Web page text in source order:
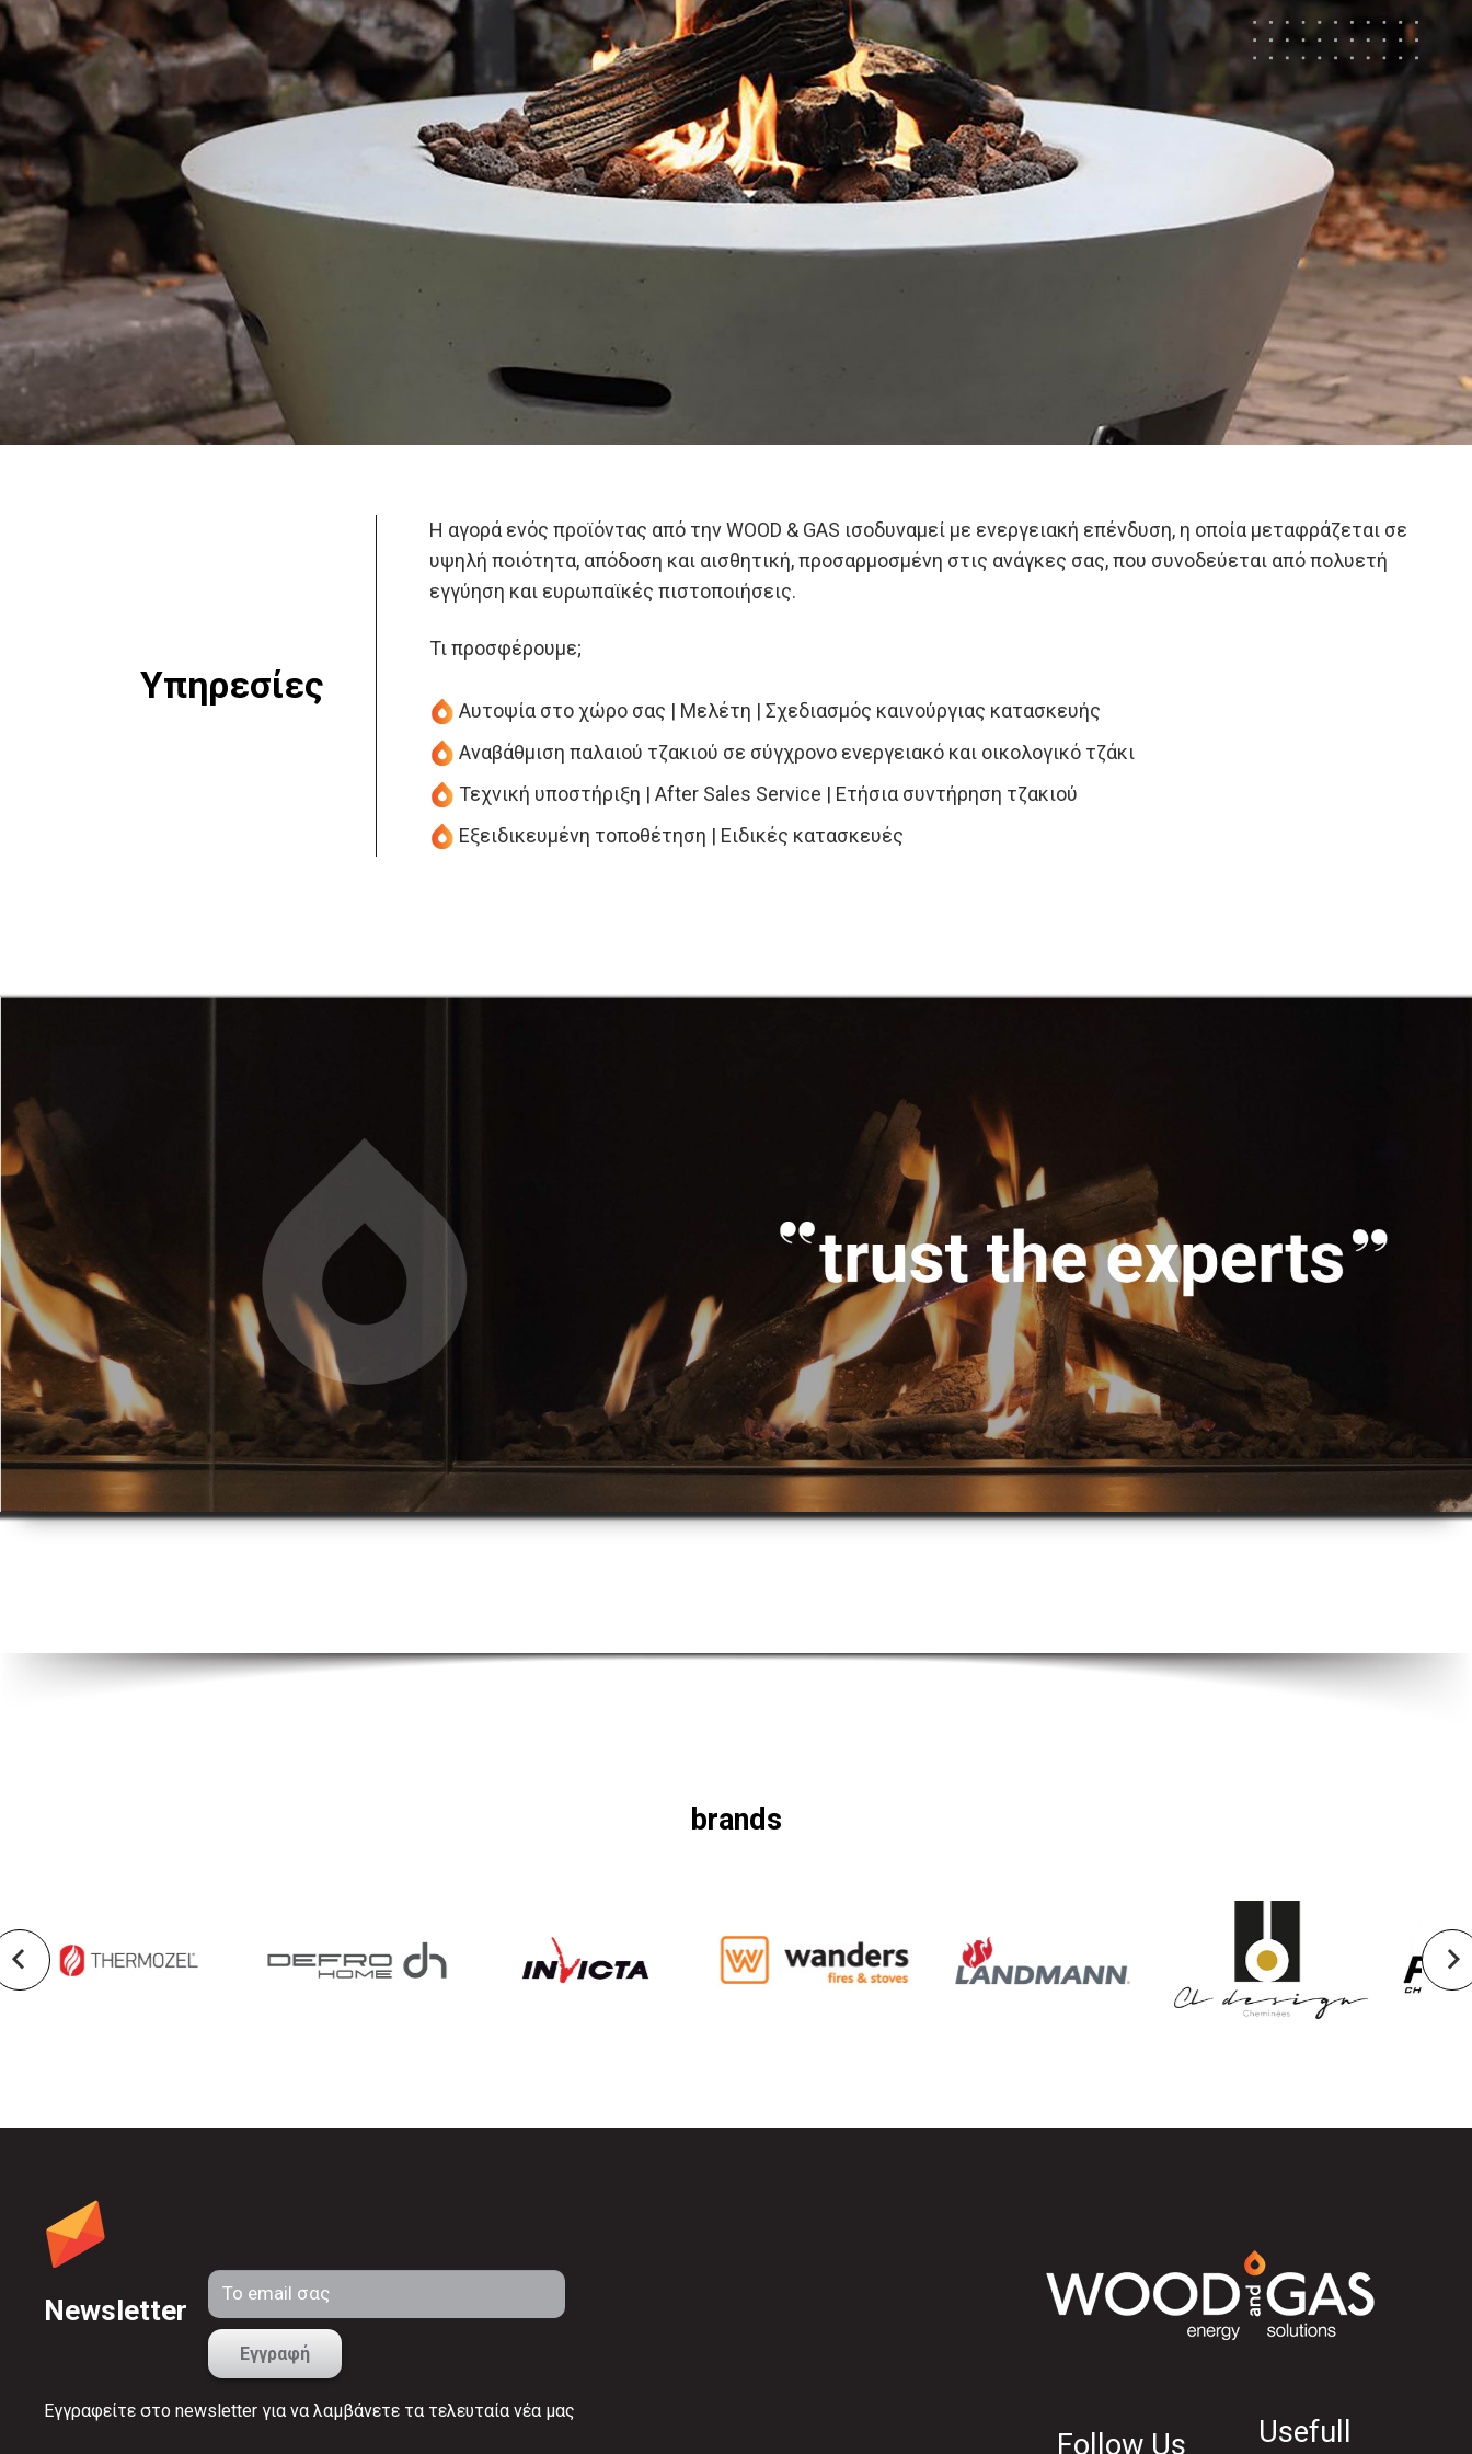
Υπηρεσίες
Η αγορά ενός προϊόντας από την WOOD & GAS ισοδυναμεί με ενεργειακή επένδυση, η οποία μεταφράζεται σε
υψηλή ποιότητα, απόδοση και αισθητική, προσαρμοσμένη στις ανάγκες σας, που συνοδεύεται από πολυετή
εγγύηση και ευρωπαϊκές πιστοποιήσεις.
Τι προσφέρουμε;
Αυτοψία στο χώρο σας | Μελέτη | Σχεδιασμός καινούργιας κατασκευής
Αναβάθμιση παλαιού τζακιού σε σύγχρονο ενεργειακό και οικολογικό τζάκι
Τεχνική υποστήριξη | After Sales Service | Eτήσια συντήρηση τζακιού
Εξειδικευμένη τοποθέτηση | Ειδικές κατασκευές
brands
Newsletter
Εγγραφείτε στο newsletter για να λαμβάνετε τα τελευταία νέα μας
Follow Us Usefull